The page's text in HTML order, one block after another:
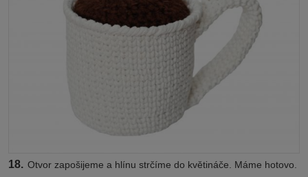
18. Otvor zapošijeme a hlínu strčíme do květináče. Máme hotovo.